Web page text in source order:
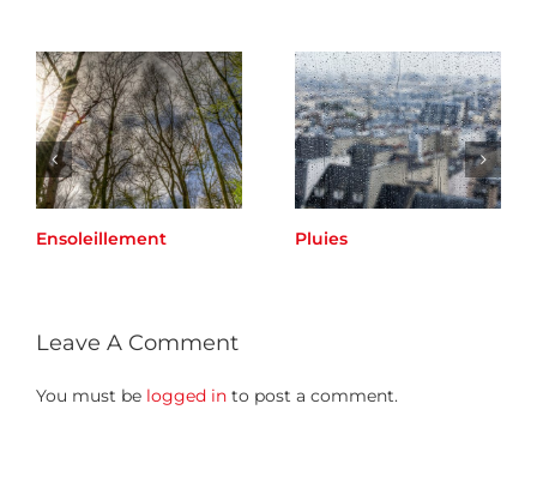
Ensoleillement Pluies
Leave A Comment
You must be logged in to post a comment.